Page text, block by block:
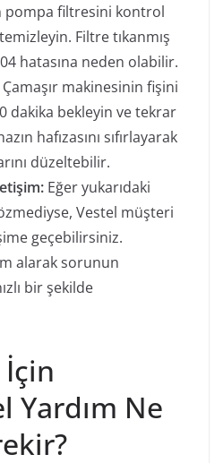
pompa filtresini kontrol
Filtre tıkanmış
hatasına neden olabilir.
Çamaşır makinesinin fişini
dakika bekleyin ve tekrar
hafızasını sıfırlayarak
düzeltebilir.
Eğer yukarıdaki
Vestel müşteri
geçebilirsiniz.
alarak sorunun
bir şekilde
İçin
Yardım Ne